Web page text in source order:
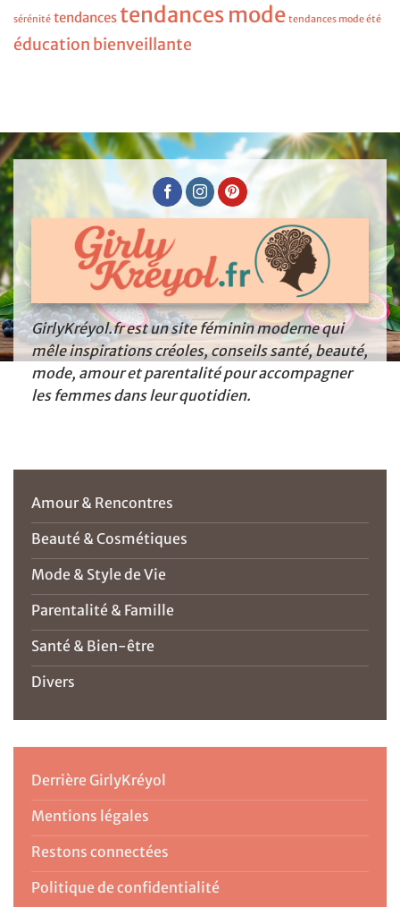
sérénité tendances tendances mode tendances mode été
éducation bienveillante
GirlyKréyol.fr est un site féminin moderne qui
mêle inspirations créoles, conseils santé, beauté,
mode, amour et parentalité pour accompagner
les femmes dans leur quotidien.
Amour & Rencontres
Beauté & Cosmétiques
Mode & Style de Vie
Parentalité & Famille
Santé & Bien-être
Divers
Derrière GirlyKréyol
Mentions légales
Restons connectées
Politique de confidentialité